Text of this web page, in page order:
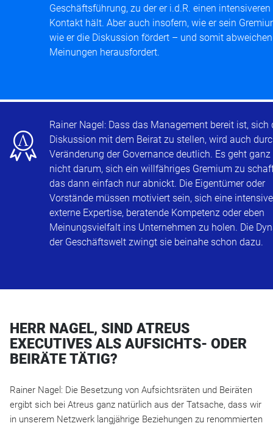
Geschäftsführung, zu der er i.d.R. einen intensiveren
Kontakt hält. Aber auch insofern, wie er sein
wie er die Diskussion fördert – und somit
Meinungen herausfordert.
x
Rainer Nagel: Dass das Management bereit ist, sich
Diskussion mit dem Beirat zu stellen, wird auch
Veränderung der Governance deutlich. Es geht
nicht darum, sich ein willfähriges Gremium zu
das dann einfach nur abnickt. Die Eigentümer oder
Vorstände müssen motiviert sein, sich eine intensive
externe Expertise, beratende Kompetenz oder eben
Meinungsvielfalt ins Unternehmen zu holen. Die
der Geschäftswelt zwingt sie beinahe schon dazu.
HERR NAGEL, SIND ATREUS
EXECUTIVES ALS AUFSICHTS- ODER
BEIRÄTE TÄTIG?
Rainer Nagel: Die Besetzung von Aufsichtsräten und Beiräten
ergibt sich bei Atreus ganz natürlich aus der Tatsache, dass wir
in unserem Netzwerk langjährige Beziehungen zu renommierten